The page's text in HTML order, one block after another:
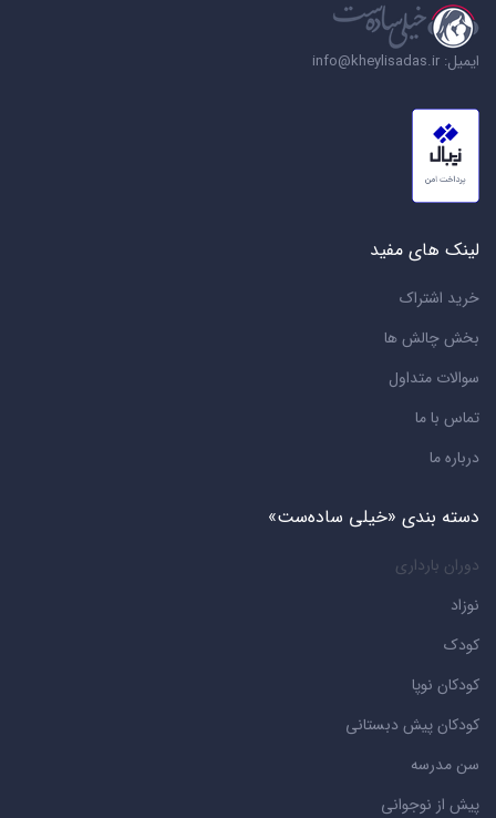
ایمیل: info@kheylisadas.ir
لینک های مفید
خرید اشتراک
بخش چالش ها
سوالات متداول
تماس با ما
درباره ما
دسته بندی «خیلی ساده‌ست»
دوران بارداری
نوزاد
کودک
کودکان نوپا
کودکان پیش دبستانی
سن مدرسه
پیش از نوجوانی